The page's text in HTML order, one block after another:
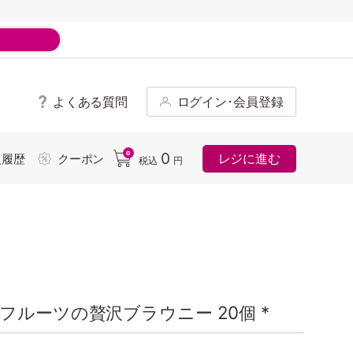
よくある質問 ログイン･会員登録
歴 クーポン 0
税込 0 円 レジに進む
ルーツの贅沢ブラウニー 20個 *